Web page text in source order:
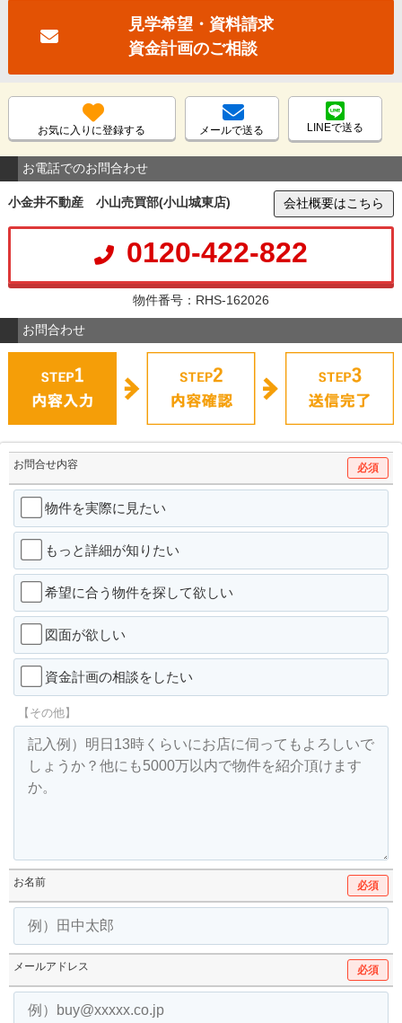
見学希望・資料請求
資金計画のご相談
お気に入りに登録する メールで送る LINEで送る
お電話でのお問合わせ
小金井不動産 小山売買部(小山城東店) 会社概要はこちら
0120-422-822
物件番号：RHS-162026
お問合わせ
お問合せ内容 必須
物件を実際に見たい
もっと詳細が知りたい
希望に合う物件を探して欲しい
図面が欲しい
資金計画の相談をしたい
【その他】
お名前 必須
メールアドレス 必須